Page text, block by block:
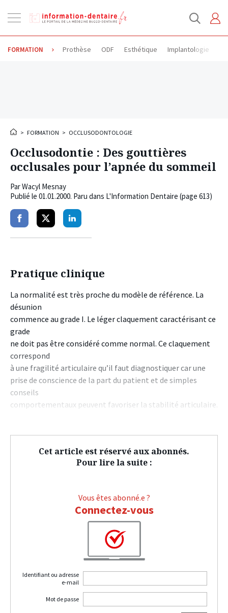
la
FORMATION Prothèse ODF Esthétique Implantologie
> FORMATION > OCCLUSODONTOLOGIE
Occlusodontie : Des gouttières
occlusales pour l’apnée du sommeil
ParWacyl Mesnay
Publié le 01.01.2000. Paru dans L'Information Dentaire (page 613)
PartagerPartagerPartager
Pratique clinique
La normalité est très proche du modèle de référence. La
désunion
commence au grade I. Le léger claquement caractérisant ce
grade
ne doit pas être considéré comme normal. Ce claquement
correspond
à une fragilité articulaire qu’il faut diagnostiquer car une
prise de conscience de la part du patient et de simples
conseils
comportementaux peuvent favoriser la stabilité articulaire.
Cet article est réservé aux abonnés.
Pour lire la suite :
Vous êtes abonné.e ?
Connectez-vous
Identifiant ou adresse
e-mail
Mot de passe